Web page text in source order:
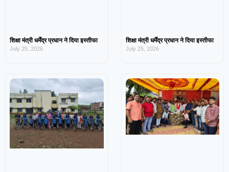
शिक्षा मंत्री धर्मेंद्र प्रधान ने दिया इस्तीफा
July 25, 2026
शिक्षा मंत्री धर्मेंद्र प्रधान ने दिया इस्तीफा
July 25, 2026